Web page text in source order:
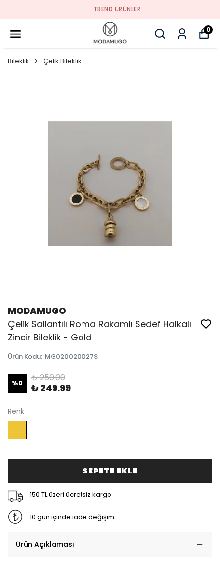
TREND ÜRÜNLER
0
Bileklik Çelik Bileklik
MODAMUGO
Çelik Sallantılı Roma Rakamlı Sedef Halkalı
Zincir Bileklik - Gold
Ürün Kodu: MG020020027S
%0 ₺ 250.00
₺ 249.99
Renk
SEPETE EKLE
150 TL üzeri ücretsiz kargo
10 gün içinde iade değişim
Ürün Açıklaması